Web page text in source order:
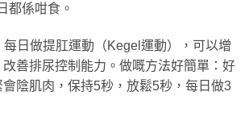
都係咁食。
每日做提肛運動（Kegel運動），可以增
善排尿控制能力。做嘅方法好簡單：好
陰肌肉，保持5秒，放鬆5秒，每日做3